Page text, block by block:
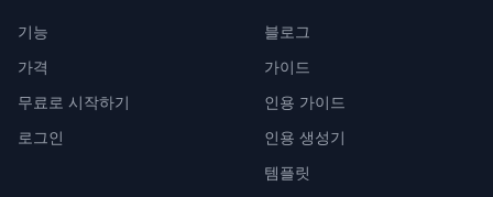
기능
가격
무료로 시작하기
로그인
블로그
가이드
인용 가이드
인용 생성기
템플릿